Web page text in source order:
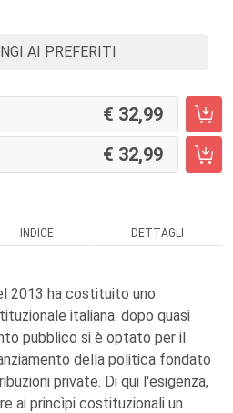
AI PREFERITI
32,99
32,99
INDICE DETTAGLI
2013 ha costituito uno
italiana: dopo quasi
pubblico si è optato per il
della politica fondato
private. Di qui l'esigenza,
ai princìpi costituzionali un